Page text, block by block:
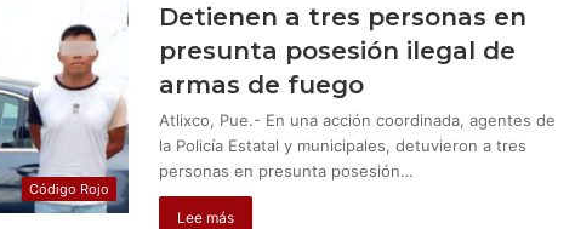
Código Rojo
Detienen a tres personas en
presunta posesión ilegal de
armas de fuego
Atlixco, Pue.- En una acción coordinada, agentes de
la Policía Estatal y municipales, detuvieron a tres
personas en presunta posesión…
Lee más